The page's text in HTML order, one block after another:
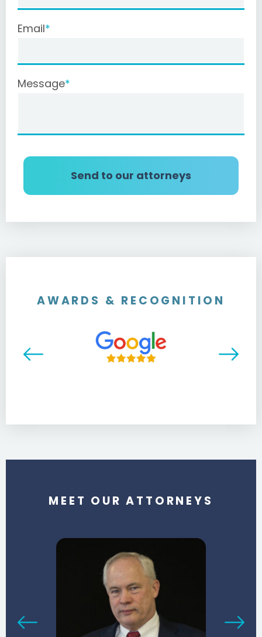
Email
Message
AWARDS & RECOGNITION
MEET OUR ATTORNEYS